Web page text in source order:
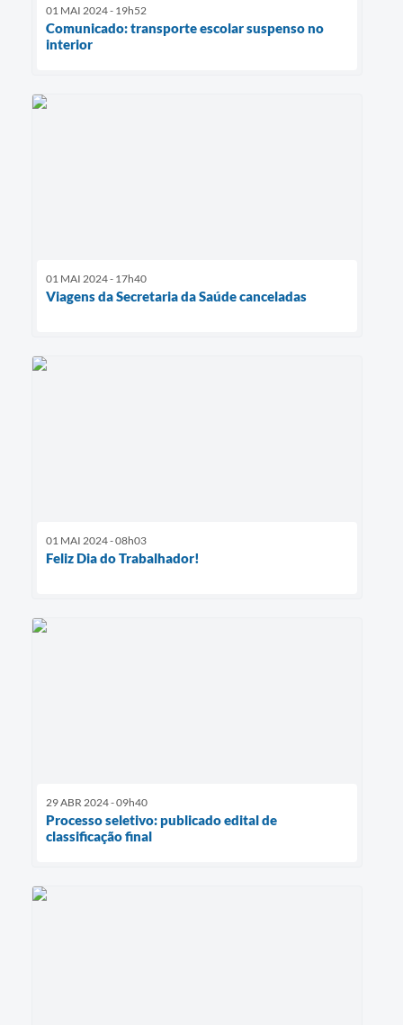
01 MAI 2024 - 19h52
Comunicado: transporte escolar suspenso no
interior
01 MAI 2024 - 17h40
Viagens da Secretaria da Saúde canceladas
01 MAI 2024 - 08h03
Feliz Dia do Trabalhador!
29 ABR 2024 - 09h40
Processo seletivo: publicado edital de
classificação final